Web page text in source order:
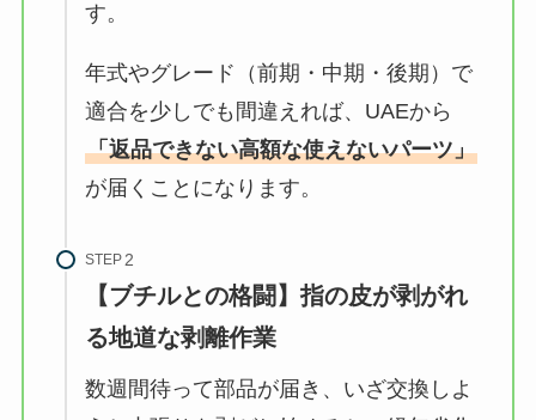
す。
年式やグレード（前期・中期・後期）で
適合を少しでも間違えれば、UAEから
「返品できない高額な使えないパーツ」
が届くことになります。
STEP
【ブチルとの格闘】指の皮が剥がれ
る地道な剥離作業
数週間待って部品が届き、いざ交換しよ